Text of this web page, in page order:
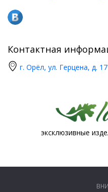
Контактная
г. Орёл, ул. Герцена, д. 17
эксклюзивные